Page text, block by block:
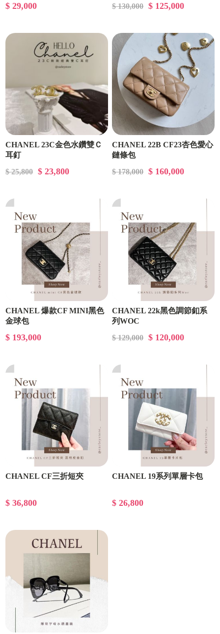
$ 29,000
$ 130,000
$ 125,000
CHANEL 23C金色水鑽雙Ｃ
耳釘
$ 25,800
$ 23,800
CHANEL 22B CF23杏色愛心
鏈條包
$ 178,000
$ 160,000
CHANEL 爆款CF MINI黑色
金球包
$ 193,000
CHANEL 22k黑色調節釦系
列WOC
$ 129,000
$ 120,000
CHANEL CF三折短夾
$ 36,800
CHANEL 19系列單層卡包
$ 26,800